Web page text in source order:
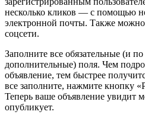
несколько кликов — с помощью
электронной почты. Также можно
соцсети.
Заполните все обязательные (и
дополнительные) поля. Чем
объявление, тем быстрее
все заполните, нажмите кнопку
Теперь ваше объявление увидит
опубликует.